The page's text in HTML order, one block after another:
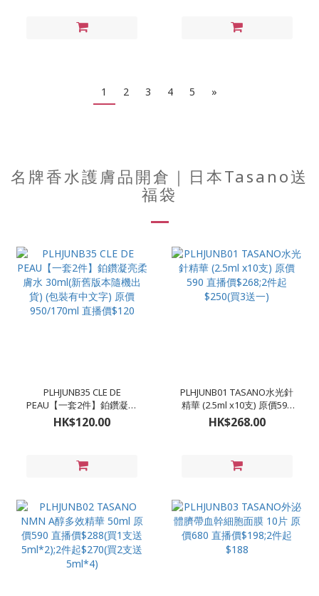
1 2 3 4 5 »
名牌香水護膚品開倉｜日本Tasano送
福袋
PLHJUNB35 CLE DE
PEAU【一套2件】鉑鑽凝亮
柔膚水 30ml(新舊版本隨機
出貨) (包裝有中文字) 原價
HK$120.00
PLHJUNB01 TASANO水光針
精華 (2.5ml x10支) 原價590
直播價$268;2件起$250(買3
送一)
HK$268.00